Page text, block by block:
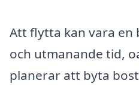
Att flytta kan vara en
och utmanande tid,
planerar att byta